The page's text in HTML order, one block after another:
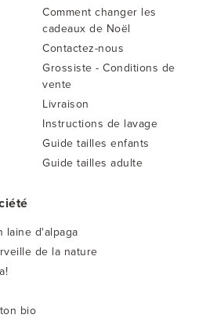
laine d'alpaga
de la nature
bio
Comment changer les
cadeaux de Noël
Contactez-nous
Grossiste - Conditions de
vente
Livraison
Instructions de lavage
Guide tailles enfants
Guide tailles adulte